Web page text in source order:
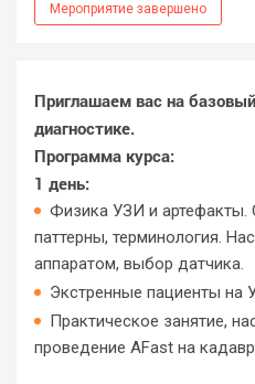
Мероприятие завершено
Приглашаем вас на
диагностике.
Программа курса:
1 день:
Физика УЗИ и артефакты.
паттерны, терминология.
аппаратом, выбор датчика.
Экстренные пациенты на
Практическое занятие,
проведение AFast на